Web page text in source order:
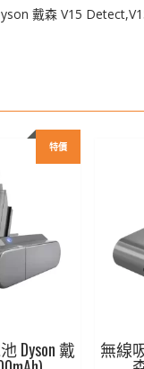
戴森 V15
特價
Dyson 戴 無線